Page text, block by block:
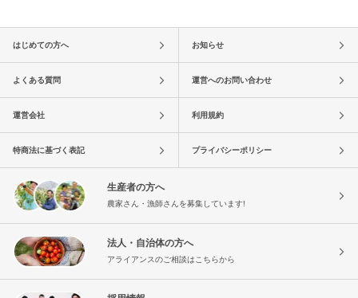
はじめての方へ お知らせ
よくある質問 運営へのお問い合わせ
運営会社 利用規約
特商法に基づく表記 プライバシーポリシー
生産者の方へ
農家さん・漁師さんを募集しています!
法人・自治体の方へ
アライアンスのご相談はこちらから